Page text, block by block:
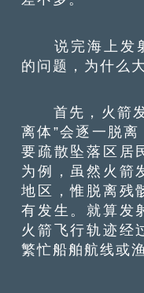
说完海上发射
的问题，为什么
首先，火箭发
离体”会逐一脱
要疏散坠落区居
为例，虽然火箭
地区，惟脱离残
有发生。就算发
火箭飞行轨迹经
繁忙船舶航线或渔